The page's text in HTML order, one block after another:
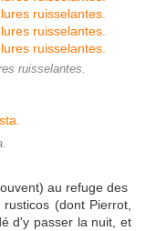
ruisselantes.
au refuge des
(dont Pierrot,
d'y passer la nuit, et